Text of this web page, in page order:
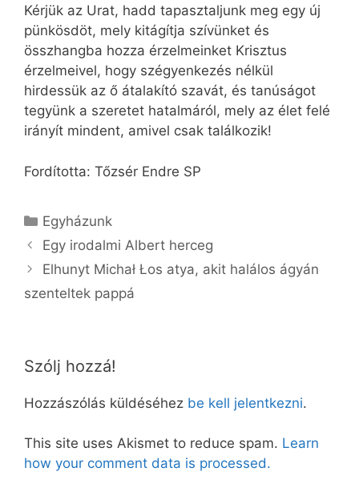
Kérjük az Urat, hadd tapasztaljunk meg egy új
pünkösdöt, mely kitágítja szívünket és
összhangba hozza érzelmeinket Krisztus
érzelmeivel, hogy szégyenkezés nélkül
hirdessük az ő átalakító szavát, és tanúságot
tegyünk a szeretet hatalmáról, mely az élet felé
irányít mindent, amivel csak találkozik!
Fordította: Tőzsér Endre SP
Kategória
Egyházunk
Egy irodalmi Albert herceg
Elhunyt Michał Łos atya, akit halálos ágyán
szenteltek pappá
Szólj hozzá!
Hozzászólás küldéséhez be kell jelentkezni.
This site uses Akismet to reduce spam. Learn
how your comment data is processed.